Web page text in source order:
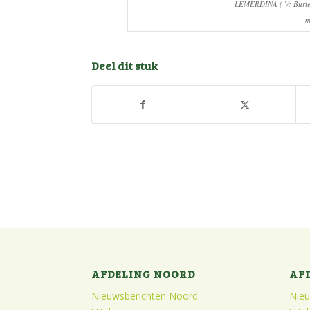
LEMERDINA ( V:
Deel dit stuk
AFDELING NOORD
Nieuwsberichten Noord